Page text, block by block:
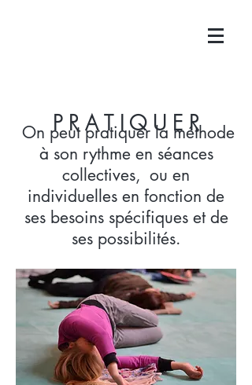
P R A T I Q U E R
On peut pratiquer la méthode
à son rythme en séances
collectives, ou en
individuelles en fonction de
ses besoins spécifiques et de
ses possibilités.